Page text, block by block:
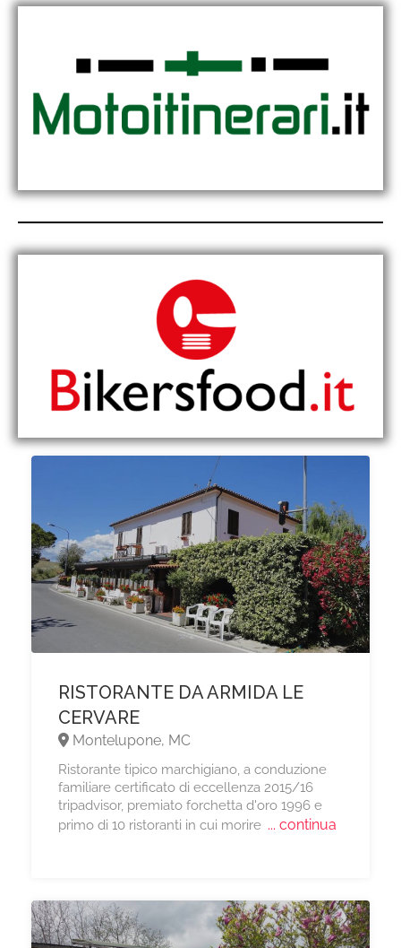
RISTORANTE DA ARMIDA LE
CERVARE
Montelupone, MC
Ristorante tipico marchigiano, a conduzione
familiare certificato di eccellenza 2015/16
tripadvisor, premiato forchetta d'oro 1996 e
primo di 10 ristoranti in cui morire... continua